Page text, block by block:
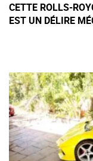
CETTE ROLLS-
EST UN DÉLIRE